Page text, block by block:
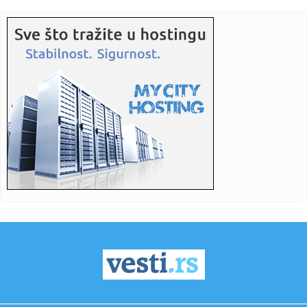
22:17: Novi DSS osuđuje uvredljive komentare i govor mržnje
22:14:
"Srbij...
22:13:Večera za Zelenskog, a šta će sutra biti "na stolu": Đukić n...
22:09:Bolomboj ne ide u Asvel – iskusni centar se seli u Španiju
22:08:U Vlasotincu građani traže još jedan referendum protiv
betonsk...
Vikend horoskop za 8. i 9. avgust 2026: Vrhunac Lavlje